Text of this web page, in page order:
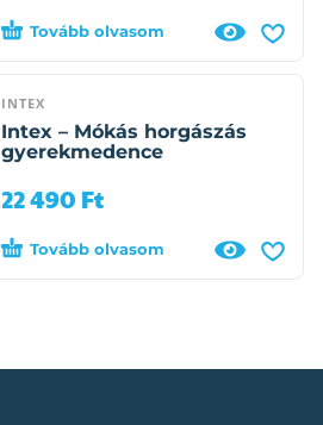
Tovább olvasom
INTEX
Intex – Mókás horgászás
gyerekmedence
22 490 Ft
Tovább olvasom